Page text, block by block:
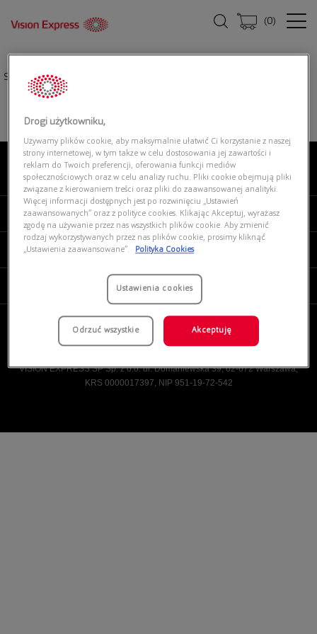
(0)
Strona główna|
O NAS
MOJE VISION EXPRESS
PRODUKTY I USŁUGI
VISION EXPRESS SP Sp. z o.o. ul. Domaniewska 39, 02-672 Warszawa,
KRS 0000017397, NIP 951-19-72-542
Drogi użytkowniku,
Używamy plików cookie, aby maksymalnie ułatwić Ci korzystanie z naszej
strony internetowej, w tym także w celu dostosowania jej zawartości i
reklam do Twoich preferencji, oferowania funkcji mediów
społecznościowych oraz w celu analizy ruchu. Pliki cookie obejmują pliki
związane z kierowaniem treści oraz pliki do zaawansowanej analityki.
Więcej informacji dostępnych jest po rozwinięciu „Ustawień
zaawansowanych” oraz z polityce cookies. Klikając Akceptuj, wyrażasz
zgodę na używanie przez nas wszystkich plików cookie. Aby zmienić
rodzaj wykorzystywanych przez nas plików cookie, prosimy kliknąć
„Ustawienia zaawansowane”.
Polityka Cookies
Ustawienia cookies
Odrzuć wszystkie Akceptuję